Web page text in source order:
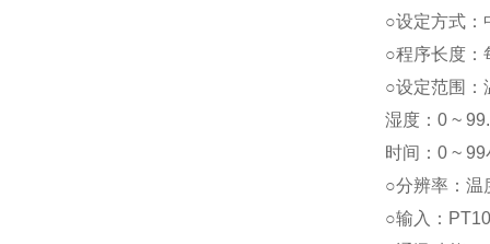
○设定方式：
○程序长度：
○设定范围
湿度：0 ~
时间：0 ~
○分辨率：温
○输入：